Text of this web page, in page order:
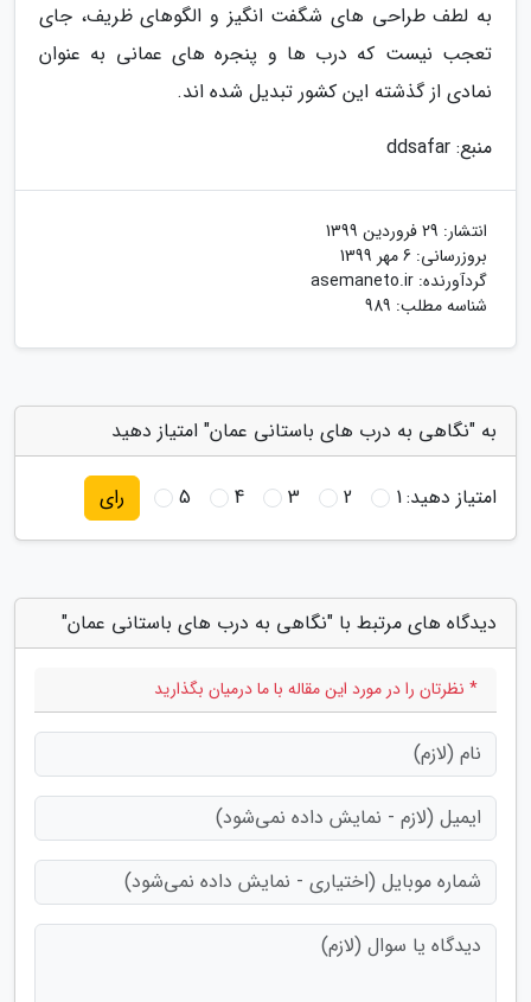
به لطف طراحی های شگفت انگیز و الگوهای ظریف، جای
تعجب نیست که درب ها و پنجره های عمانی به عنوان
نمادی از گذشته این کشور تبدیل شده اند.
منبع: ddsafar
انتشار: 29 فروردین 1399
بروزرسانی: 6 مهر 1399
گردآورنده: asemaneto.ir
شناسه مطلب: 989
به "نگاهی به درب های باستانی عمان" امتیاز دهید
امتیاز دهید:1
2
3
4
5 رای
دیدگاه های مرتبط با "نگاهی به درب های باستانی عمان"
* نظرتان را در مورد این مقاله با ما درمیان بگذارید